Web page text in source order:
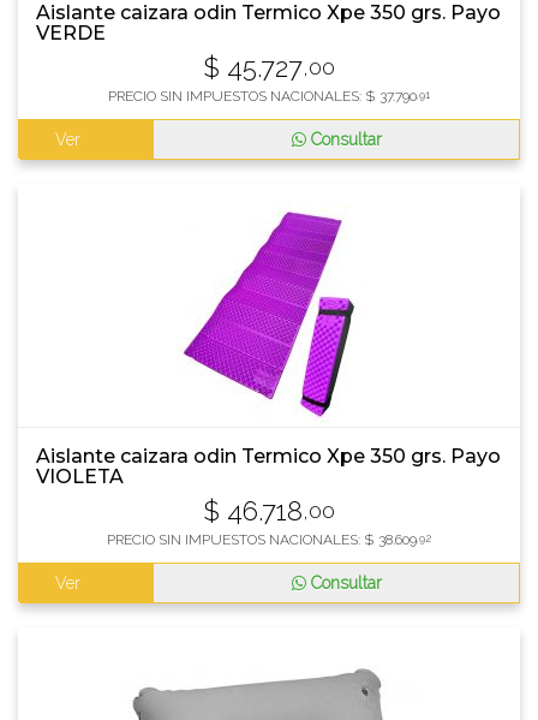
Aislante caizara odin Termico Xpe 350 grs. Payo
VERDE
$ 45.727,00
PRECIO SIN IMPUESTOS NACIONALES: $ 37.790,91
Ver Consultar
Aislante caizara odin Termico Xpe 350 grs. Payo
VIOLETA
$ 46.718,00
PRECIO SIN IMPUESTOS NACIONALES: $ 38.609,92
Ver Consultar